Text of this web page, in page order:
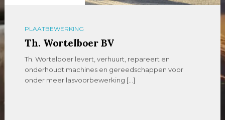
PLAATBEWERKING
Th. Wortelboer BV
Th. Wortelboer levert, verhuurt, repareert en
onderhoudt machines en gereedschappen voor
onder meer lasvoorbewerking […]